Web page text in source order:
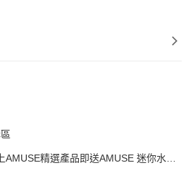
AMUSE精選產品即送AMUSE 迷你水漾